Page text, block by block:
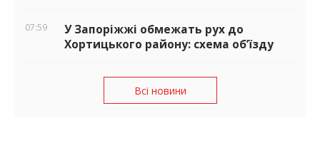
07:59
У Запоріжжі обмежать рух до
Хортицького району: схема об’їзду
Всі новини